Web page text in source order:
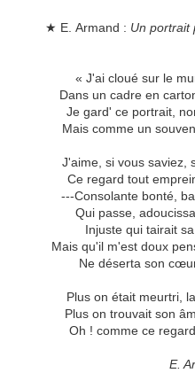
★ E. Armand : Un portrait
« J'ai cloué sur le
Dans un cadre en
Je gard' ce portrait,
Mais comme un
J'aime, si vous saviez,
Ce regard tout
---Consolante bonté,
Qui passe,
Injuste qui tairait
Mais qu'il m'est doux
Ne déserta son
Plus on était meurtri,
Plus on trouvait son
Oh ! comme ce
E.